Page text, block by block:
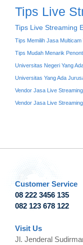
Tips Live
Tips Live Streaming
Tips Memilih Jasa Multicam
Tips Mudah Menarik
Universitas Negeri Yang
Universitas Yang Ada
Vendor Jasa Live
Vendor Jasa Live
Customer Service
08 222 3456 135
082 123 678 122
Visit Us
Jl. Jenderal